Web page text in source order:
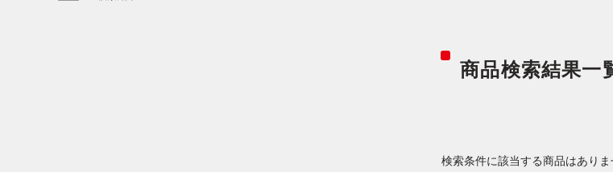
商品検索結果一
検索条件に該当する商品はありま